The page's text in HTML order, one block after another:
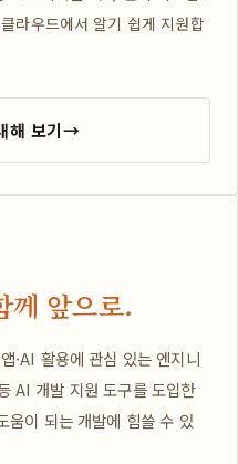
라우드에서 알기 쉽게 지원합
보기→
께 앞으로.
·AI 활용에 관심 있는 엔지니
AI 개발 지원 도구를 도입한
움이 되는 개발에 힘쓸 수 있